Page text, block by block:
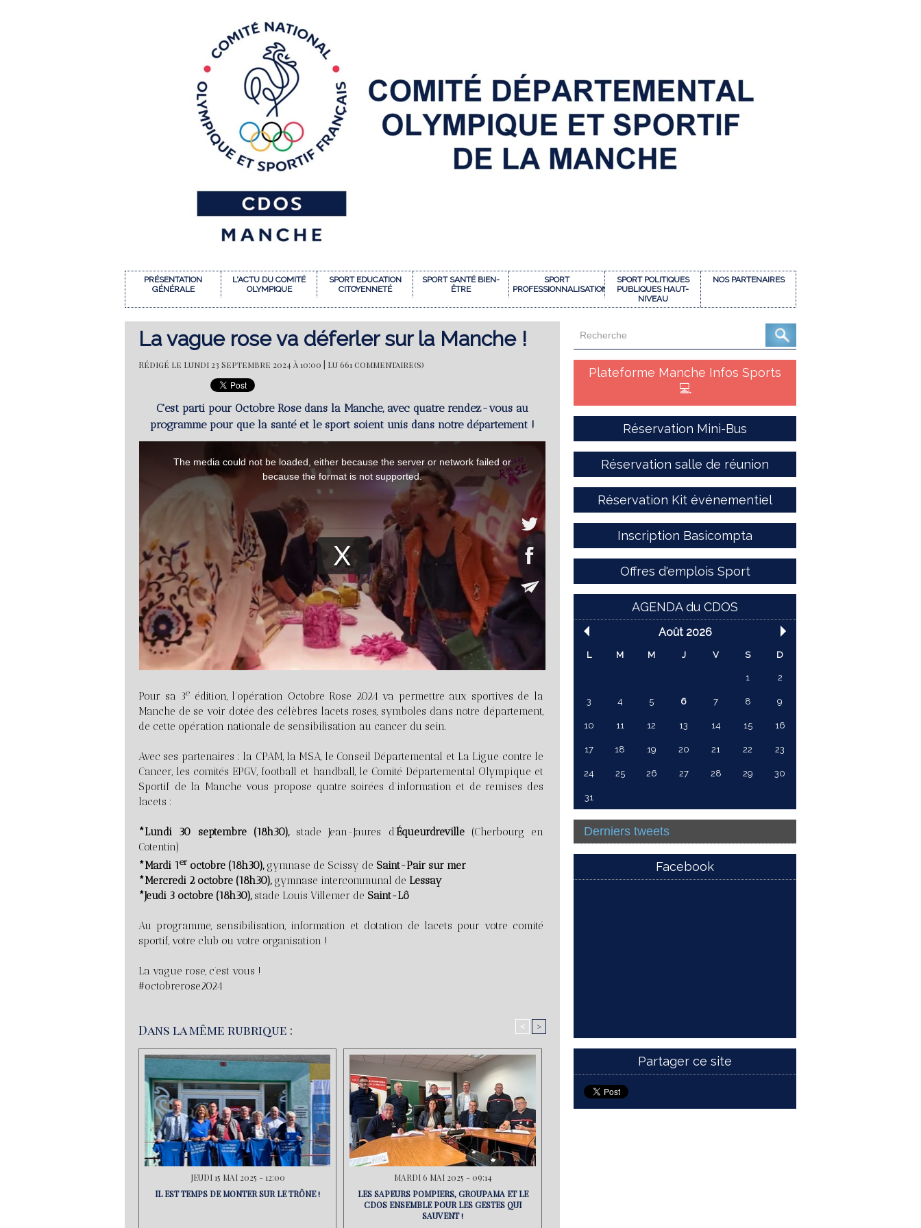
PRÉSENTATION
GÉNÉRALE
L'ACTU DU COMITÉ
OLYMPIQUE
SPORT EDUCATION
CITOYENNETÉ
SPORT SANTÉ BIEN-
ÊTRE
SPORT
PROFESSIONNALISATION
SPORT POLITIQUES
PUBLIQUES HAUT-
NIVEAU
NOS PARTENAIRES
La vague rose va déferler sur la Manche !
Rédigé le Lundi 23 Septembre 2024 à 10:00 | Lu 661 commentaire(s)
C'est parti pour Octobre Rose dans la Manche, avec quatre rendez-vous au
programme pour que la santé et le sport soient unis dans notre département !
Pour sa 3e édition, l’opération Octobre Rose 2024 va permettre aux sportives de la
Manche de se voir dotée des célèbres lacets roses, symboles dans notre département,
de cette opération nationale de sensibilisation au cancer du sein.
Avec ses partenaires : la CPAM, la MSA, le Conseil Départemental et La Ligue contre le
Cancer, les comités EPGV, football et handball, le Comité Départemental Olympique et
Sportif de la Manche vous propose quatre soirées d’information et de remises des
lacets :
*Lundi 30 septembre (18h30),stade Jean-Jaures d’Équeurdreville(Cherbourg en
Cotentin)
*Mardi 1er octobre (18h30),gymnase de Scissy de Saint-Pair sur mer
*Mercredi 2 octobre (18h30),gymnase intercommunal de Lessay
*Jeudi 3 octobre (18h30),stade Louis Villemer de Saint-Lô
Au programme, sensibilisation, information et dotation de lacets pour votre comité
sportif, votre club ou votre organisation !
La vague rose, c’est vous !
#octobrerose2024
Dans la même rubrique : < >
JEUDI 15 MAI 2025 - 12:00
IL EST TEMPS DE MONTER SUR LE TRÔNE !
MARDI 6 MAI 2025 - 09:14
LES SAPEURS POMPIERS, GROUPAMA ET LE
CDOS ENSEMBLE POUR LES GESTES QUI
SAUVENT !
Plateforme Manche Infos Sports
💻
Réservation Mini-Bus
Réservation salle de réunion
Réservation Kit événementiel
Inscription Basicompta
Offres d'emplois Sport
AGENDA du CDOS
Août 2026
L M M J V S D
1 2
3 4 5 6 7 8 9
10 11 12 13 14 15 16
17 18 19 20 21 22 23
24 25 26 27 28 29 30
31
Derniers tweets
Facebook
Partager ce site